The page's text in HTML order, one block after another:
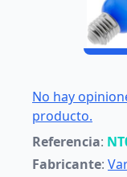
No hay
producto.
Referencia:
Fabricante: